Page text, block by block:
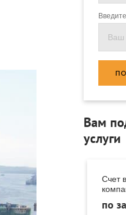
Вам
услуги
в Гонконге
Счет
по